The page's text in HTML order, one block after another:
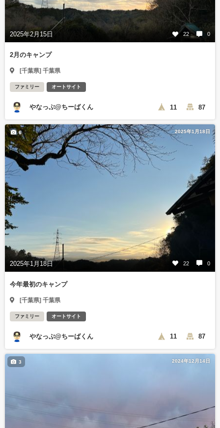
2025年2月15日 22 0
2月のキャンプ
[千葉県] 千葉県
ファミリー オートサイト
やなっぷ@ちーばくん 11 87
2025年1月18日
2025年1月18日 22 0
6
今年最初のキャンプ
[千葉県] 千葉県
ファミリー オートサイト
やなっぷ@ちーばくん 11 87
2024年12月14日
3